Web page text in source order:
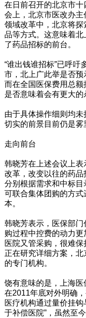
在日前召开的北京市
会上，北京市医改办
领域改革中，北京将
品等方式。这意味着
了药品招标的前台。
“谁出钱谁招标”已呼吁
市，北上广此举是否预
而在全国医保费用总
是否意味着会有更大的
由于具体操作细则均
切实的前景目前仍是雾
走向前台
韩晓芳在上述会议上
改革，改变以往的药
分别根据需求和中标
可联合集体团购的方
本。
韩晓芳表示，医保部
购过程中控费的动力
医院又管采购，很难
正在研究详细方案，
的专门机构。
饶有意味的是，上海
在2011年底对外明确
医疗机构通过量价挂
于补偿医院”，虽然至